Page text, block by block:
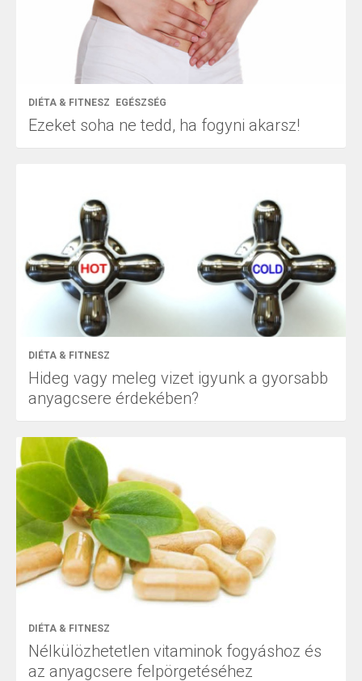
DIÉTA & FITNESZ EGÉSZSÉG
Ezeket soha ne tedd, ha fogyni akarsz!
DIÉTA & FITNESZ
Hideg vagy meleg vizet igyunk a gyorsabb
anyagcsere érdekében?
DIÉTA & FITNESZ
Nélkülözhetetlen vitaminok fogyáshoz és
az anyagcsere felpörgetéséhez